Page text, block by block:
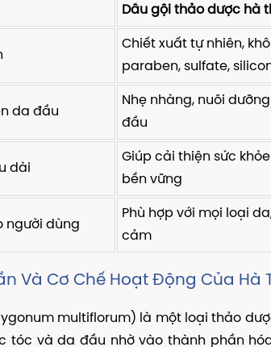
Dầu gội thảo dược hà
Chiết xuất tự nhiên,
paraben, sulfate,
da đầu
Nhẹ nhàng, nuôi
đầu
dài
Giúp cải thiện sức
bền vững
người dùng
Phù hợp với mọi loại
cảm
Và Cơ Chế Hoạt Động Của Hà
multiflorum) là một loại thảo
tóc và da đầu nhờ vào thành phần